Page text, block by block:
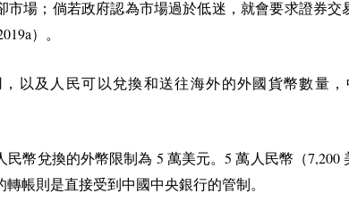
市場；倘若政府認為市場過於低迷，就會要求證券交
）。
以及人民可以兌換和送往海外的外國貨幣數量
民幣兌換的外幣限制為 5 萬美元。5萬人民幣（7,200
轉帳則是直接受到中國中央銀行的管制。